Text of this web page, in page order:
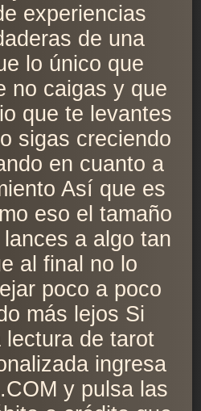
experiencias
de una
lo único que
no caigas y que
que te levantes
sigas creciendo
en cuanto a
Así que es
eso el tamaño
a algo tan
al final no lo
poco a poco
más lejos Si
lectura de tarot
ingresa
y pulsa las